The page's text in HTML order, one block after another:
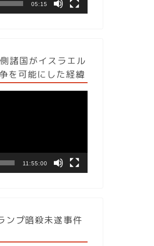
05:15
諸国がイスラエル
を可能にした経緯
11:55:00
ンプ暗殺未遂事件